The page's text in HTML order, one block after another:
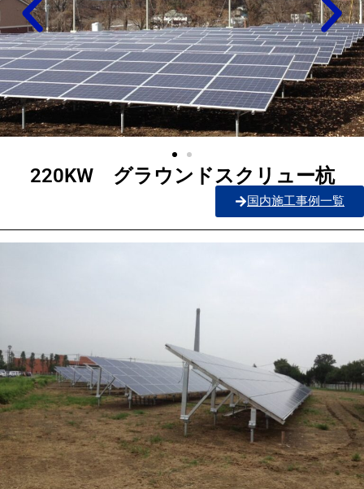
220KW グラウンドスクリュー杭
国内施工事例一覧